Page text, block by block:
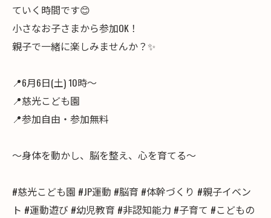
ていく時間です😊
小さなお子さまから参加OK！
親子で一緒に楽しみませんか？✨
📍6月6日(土) 10時〜
📍慈光こども園
📍参加自由・参加無料
〜身体を動かし、脳を整え、心を育てる〜
#慈光こども園 #JP運動 #脳育 #体幹づくり #親子イベン
ト #運動遊び #幼児教育 #非認知能力 #子育て #こどもの